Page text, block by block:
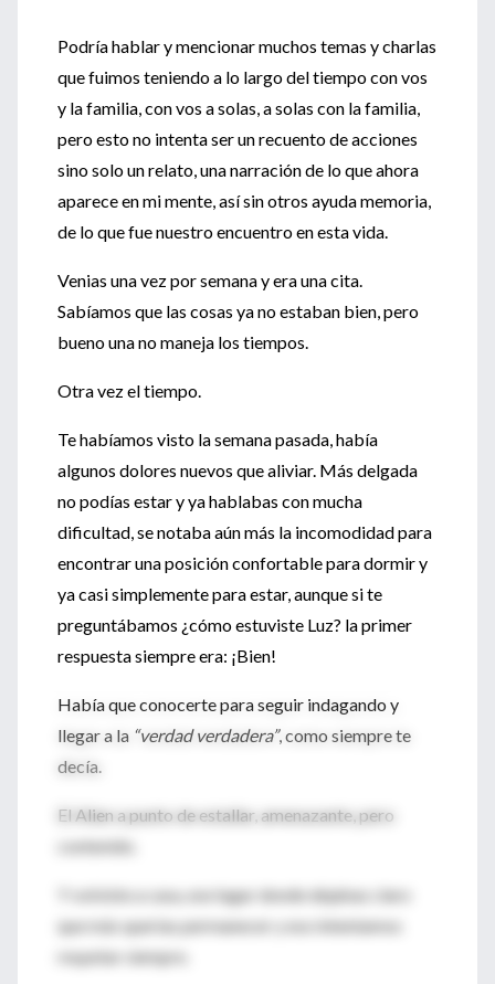
Podría hablar y mencionar muchos temas y charlas
que fuimos teniendo a lo largo del tiempo con vos
y la familia, con vos a solas, a solas con la familia,
pero esto no intenta ser un recuento de acciones
sino solo un relato, una narración de lo que ahora
aparece en mi mente, así sin otros ayuda memoria,
de lo que fue nuestro encuentro en esta vida.
Venias una vez por semana y era una cita.
Sabíamos que las cosas ya no estaban bien, pero
bueno una no maneja los tiempos.
Otra vez el tiempo.
Te habíamos visto la semana pasada, había
algunos dolores nuevos que aliviar. Más delgada
no podías estar y ya hablabas con mucha
dificultad, se notaba aún más la incomodidad para
encontrar una posición confortable para dormir y
ya casi simplemente para estar, aunque si te
preguntábamos ¿cómo estuviste Luz? la primer
respuesta siempre era: ¡Bien!
Había que conocerte para seguir indagando y
llegar a la “verdad verdadera”, como siempre te
decía.
El Alien a punto de estallar, amenazante, pero
contenido.
Y volviste a casa, ese lugar donde dejabas claro
que más querías permanecer y eso intentamos
respetar siempre.